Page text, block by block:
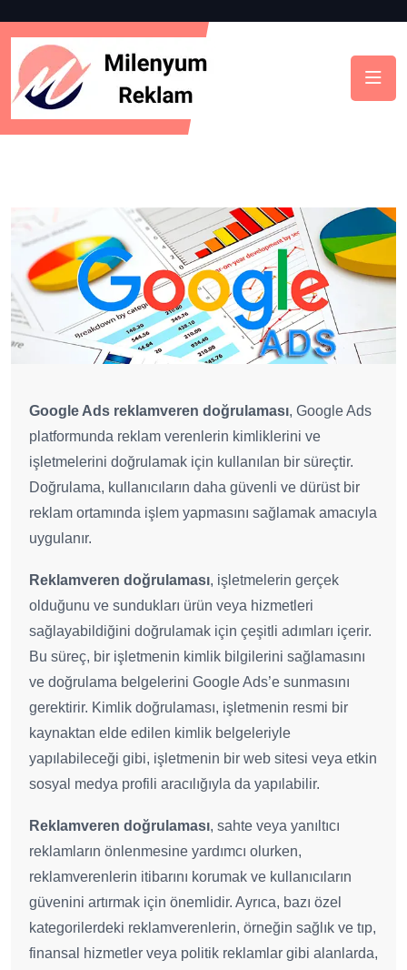
Google Ads reklamveren doğrulaması, Google Ads
platformunda reklam verenlerin kimliklerini ve
işletmelerini doğrulamak için kullanılan bir süreçtir.
Doğrulama, kullanıcıların daha güvenli ve dürüst bir
reklam ortamında işlem yapmasını sağlamak amacıyla
uygulanır.
Reklamveren doğrulaması, işletmelerin gerçek
olduğunu ve sundukları ürün veya hizmetleri
sağlayabildiğini doğrulamak için çeşitli adımları içerir.
Bu süreç, bir işletmenin kimlik bilgilerini sağlamasını
ve doğrulama belgelerini Google Ads’e sunmasını
gerektirir. Kimlik doğrulaması, işletmenin resmi bir
kaynaktan elde edilen kimlik belgeleriyle
yapılabileceği gibi, işletmenin bir web sitesi veya etkin
sosyal medya profili aracılığıyla da yapılabilir.
Reklamveren doğrulaması, sahte veya yanıltıcı
reklamların önlenmesine yardımcı olurken,
reklamverenlerin itibarını korumak ve kullanıcıların
güvenini artırmak için önemlidir. Ayrıca, bazı özel
kategorilerdeki reklamverenlerin, örneğin sağlık ve tıp,
finansal hizmetler veya politik reklamlar gibi alanlarda,